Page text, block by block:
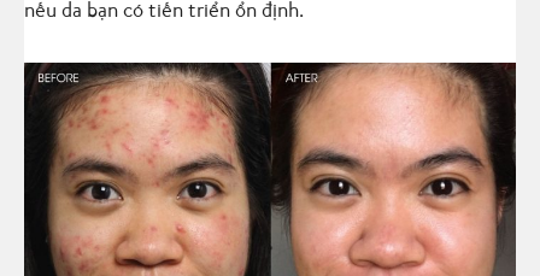
nếu da bạn có tiến triển ổn định.